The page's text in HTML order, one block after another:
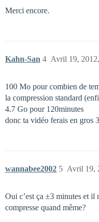
Merci encore.
Kahn-San Avril 19,
4
100 Mo pour combien de
la compression standard
4.7 Go pour 120minutes
donc ta vidéo ferais en gros
wannabee2002 Avril 19,
5
Oui c’est ça ±3 minutes et il
compresse quand même?